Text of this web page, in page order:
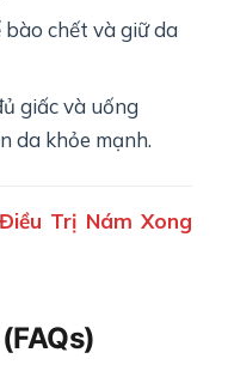
chết và giữ da
giấc và uống
da khỏe mạnh.
Trị Nám Xong